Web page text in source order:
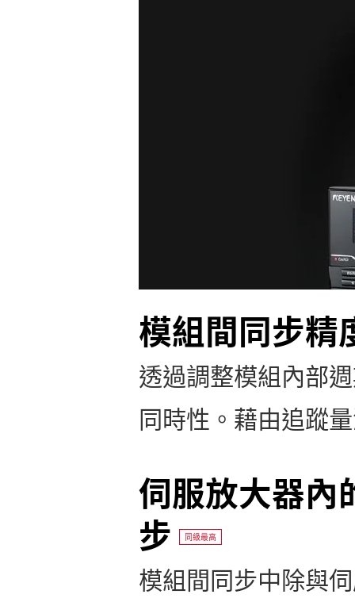
模組間同步
透過調整模組內部
同時性。藉由追蹤
伺服放大器內
步
同級最高
模組間同步中除與